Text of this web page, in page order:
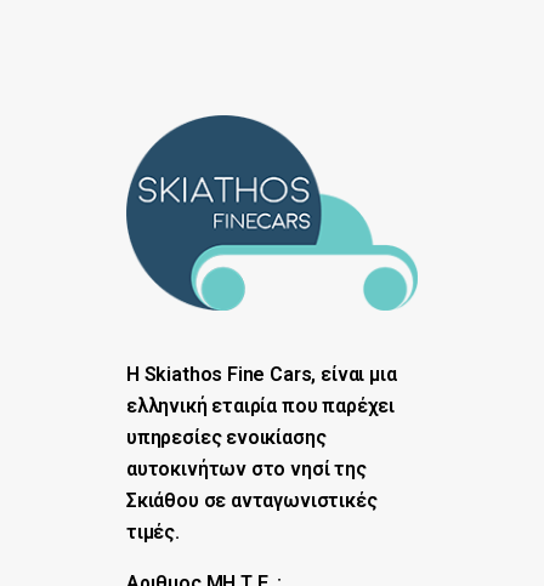
Η Skiathos Fine Cars, είναι μια
ελληνική εταιρία που παρέχει
υπηρεσίες ενοικίασης
αυτοκινήτων στο νησί της
Σκιάθου σε ανταγωνιστικές
τιμές.